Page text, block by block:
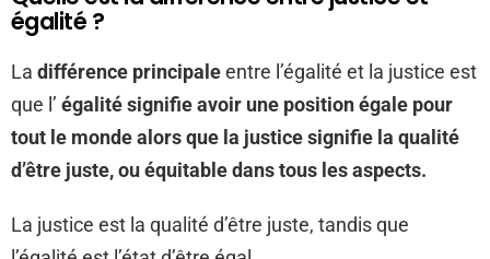
égalité ?
La différence principaleentre l’égalité et la justice est
que l’ égalité signifie avoir une position égale pour
tout le monde alors que la justice signifie la qualité
d’être juste, ou équitable dans tous les aspects.
La justice est la qualité d’être juste, tandis que